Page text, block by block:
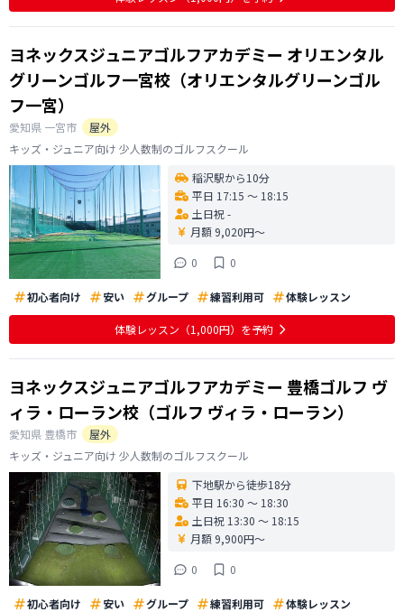
ヨネックスジュニアゴルフアカデミー オリエンタル
グリーンゴルフ一宮校（オリエンタルグリーンゴル
フ一宮）
愛知県 一宮市
屋外
キッズ・ジュニア向け 少人数制のゴルフスクール
稲沢駅から10分
平日 17:15 〜 18:15
土日祝 -
月額 9,020円〜
0
0
初心者向け 安い グループ 練習利用可 体験レッスン
体験レッスン （1,000円） を予約
ヨネックスジュニアゴルフアカデミー 豊橋ゴルフ ヴ
ィラ・ローラン校（ゴルフ ヴィラ・ローラン）
愛知県 豊橋市
屋外
キッズ・ジュニア向け 少人数制のゴルフスクール
下地駅から徒歩18分
平日 16:30 〜 18:30
土日祝 13:30 〜 18:15
月額 9,900円〜
0
0
初心者向け 安い グループ 練習利用可 体験レッスン